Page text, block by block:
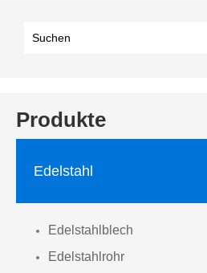
Produkte
Edelstahl
Edelstahlblech
Edelstahlrohr